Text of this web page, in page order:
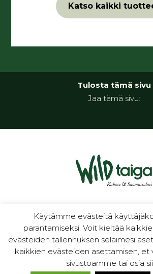
Katso kaikki
Tulosta tämä sivu
Jaa tämä sivu:
luontoa ja
Käytämme evästeitä
parantamiseksi. Voit kieltää
evästeiden tallennuksen selaimesi
kaikkien evästeiden asettamisen, et
sivustoamme tai osia